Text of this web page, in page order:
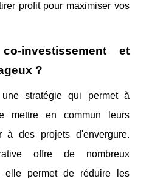
profit pour maximiser vos
investissement et
?
une stratégie qui permet à
mettre en commun leurs
à des projets d'envergure.
offre de nombreux
elle permet de réduire les